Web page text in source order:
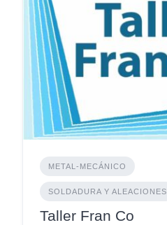
METAL-MECÁNICO
SOLDADURA Y ALEACIONES
Taller Fran Co